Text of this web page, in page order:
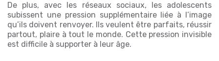
De plus, avec les réseaux sociaux, les adolescents
subissent une pression supplémentaire liée à l’image
qu’ils doivent renvoyer. Ils veulent être parfaits, réussir
partout, plaire à tout le monde. Cette pression invisible
est difficile à supporter à leur âge.